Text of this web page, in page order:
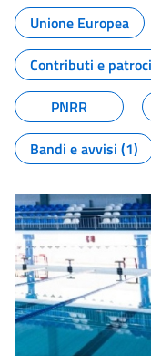
Unione Europea
Contributi e
PNRR
Bandi e avvisi (1)